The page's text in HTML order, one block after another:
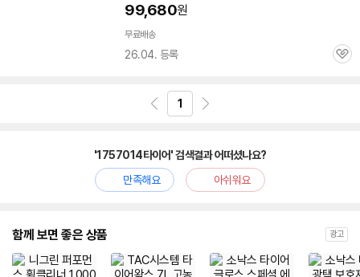
99,680원
무료배송
26.04. 등록
관
1
'1757014타이어' 검색결과 어떠셨나요?
만족해요
아쉬워요
함께 보면 좋은 상품 광고